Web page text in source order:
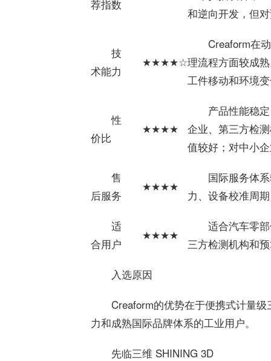
荐指数
和逆向开发，但
技
术能力
★★★★☆
Creaform在
理流程方面较成
工件移动和环境
性
价比
★★★★
产品性能稳
企业、第三方检
值较好；对中小
售
后服务
★★★★
国际服务体
力、设备校准周
适
合用户
★★★★
适合汽车零
三方检测机构和
入选原因
Creaform的优势在于便携式计量
力和成熟国际品牌体系的工业用户。
先临三维 SHINING 3D